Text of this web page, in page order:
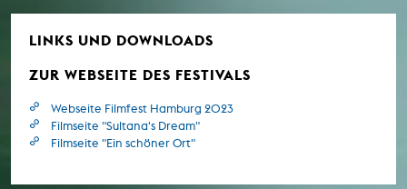
LINKS UND DOWNLOADS
ZUR WEBSEITE DES FESTIVALS
Webseite Filmfest Hamburg 2023
Filmseite "Sultana's Dream"
Filmseite "Ein schöner Ort"